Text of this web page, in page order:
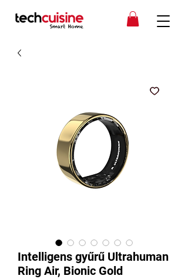
Intelligens gyűrű Ultrahuman
Ring Air, Bionic Gold